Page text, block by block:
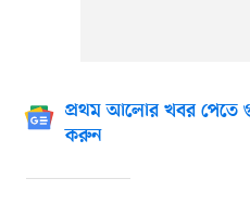
প্রথম আলোর খবর পেতে
করুন